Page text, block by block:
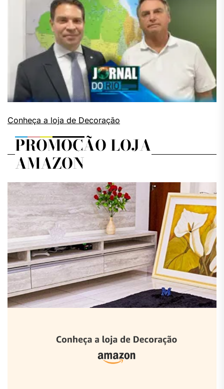
Conheça a loja de Decoração
PROMOÇÃO LOJA
AMAZON